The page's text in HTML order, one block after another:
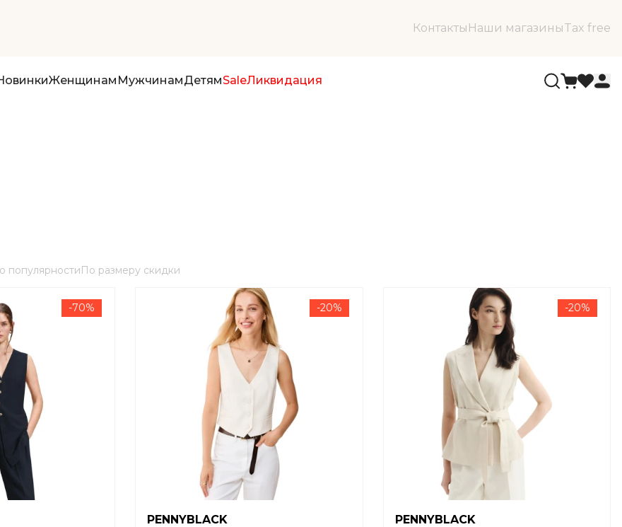
Контакты Наши магазиныTax free
Женщинам МужчинамДетямSaleЛиквидация
популярностиПо размеру скидки
-70% -20%
PENNYBLACK
-20%
PENNYBLACK